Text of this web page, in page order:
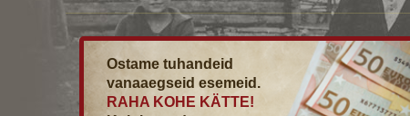
Ostame tuhandeid
vanaaegseid esemeid.
RAHA KOHE KÄTTE!